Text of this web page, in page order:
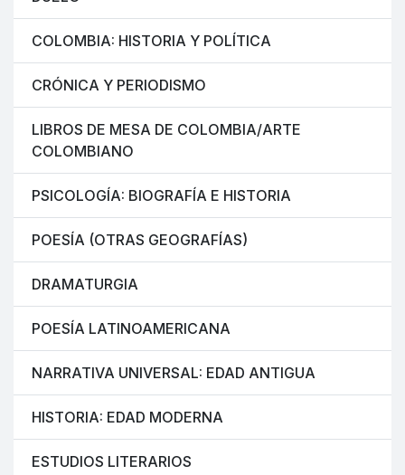
COLOMBIA: HISTORIA Y POLÍTICA
CRÓNICA Y PERIODISMO
LIBROS DE MESA DE COLOMBIA/ARTE
COLOMBIANO
PSICOLOGÍA: BIOGRAFÍA E HISTORIA
POESÍA (OTRAS GEOGRAFÍAS)
DRAMATURGIA
POESÍA LATINOAMERICANA
NARRATIVA UNIVERSAL: EDAD ANTIGUA
HISTORIA: EDAD MODERNA
ESTUDIOS LITERARIOS